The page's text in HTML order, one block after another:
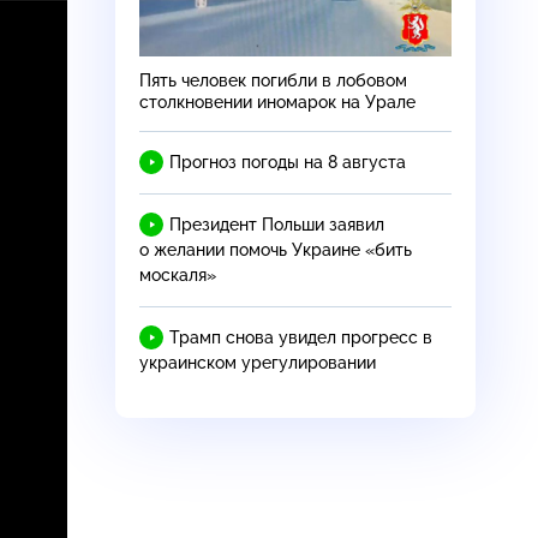
Пять человек погибли в лобовом
столкновении иномарок на Урале
Прогноз погоды на 8 августа
Президент Польши заявил
о желании помочь Украине «бить
москаля»
Трамп снова увидел прогресс в
украинском урегулировании